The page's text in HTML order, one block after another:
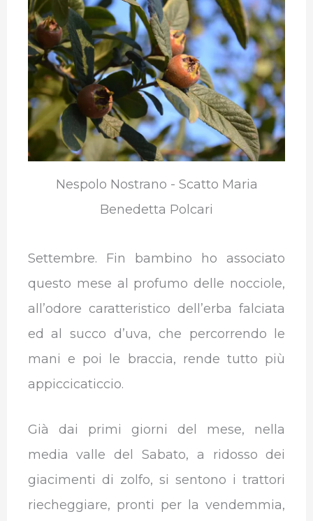
b
o
o
k
t
e
r
d
I
s
A
p
p
g
r
a
m
l
r
Nespolo Nostrano - Scatto Maria
Benedetta Polcari
Settembre. Fin bambino ho associato
questo mese al profumo delle nocciole,
all’odore caratteristico dell’erba falciata
ed al succo d’uva, che percorrendo le
mani e poi le braccia, rende tutto più
appiccicaticcio.
Già dai primi giorni del mese, nella
media valle del Sabato, a ridosso dei
giacimenti di zolfo, si sentono i trattori
riecheggiare, pronti per la vendemmia,